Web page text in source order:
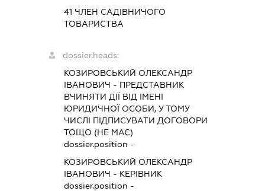
41 ЧЛЕН САДІВНИЧОГО
ТОВАРИСТВА
dossier.heads:
КОЗИРОВСЬКИЙ ОЛЕКСАНДР
ІВАНОВИЧ - ПРЕДСТАВНИК
ВЧИНЯТИ ДІЇ ВІД ІМЕНІ
ЮРИДИЧНОЇ ОСОБИ, У ТОМУ
ЧИСЛІ ПІДПИСУВАТИ ДОГОВОРИ
ТОЩО (НЕ МАЄ)
dossier.position -
КОЗИРОВСЬКИЙ ОЛЕКСАНДР
ІВАНОВИЧ - КЕРІВНИК
dossier.position -